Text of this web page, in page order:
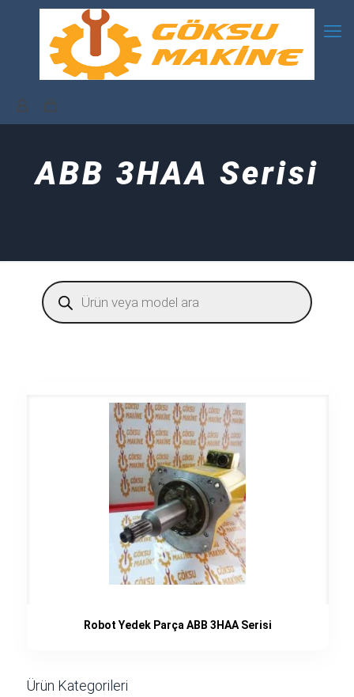
ABB 3HAA Serisi
Products
search
Robot Yedek Parça ABB 3HAA Serisi
Ürün Kategorileri